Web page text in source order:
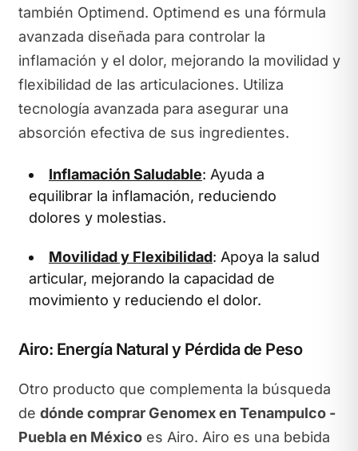
también Optimend. Optimend es una fórmula
avanzada diseñada para controlar la
inflamación y el dolor, mejorando la movilidad y
flexibilidad de las articulaciones. Utiliza
tecnología avanzada para asegurar una
absorción efectiva de sus ingredientes.
Inflamación Saludable: Ayuda a
equilibrar la inflamación, reduciendo
dolores y molestias.
Movilidad y Flexibilidad: Apoya la salud
articular, mejorando la capacidad de
movimiento y reduciendo el dolor.
Airo: Energía Natural y Pérdida de Peso
Otro producto que complementa la búsqueda
de dónde comprar Genomex en Tenampulco -
Puebla en Méxicoes Airo. Airo es una bebida